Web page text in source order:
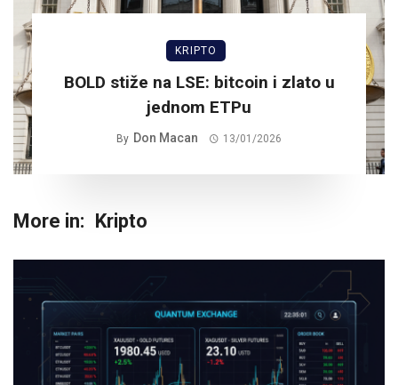
KRIPTO
BOLD stiže na LSE: bitcoin i zlato u
jednom ETPu
By Don Macan 13/01/2026
More in: Kripto